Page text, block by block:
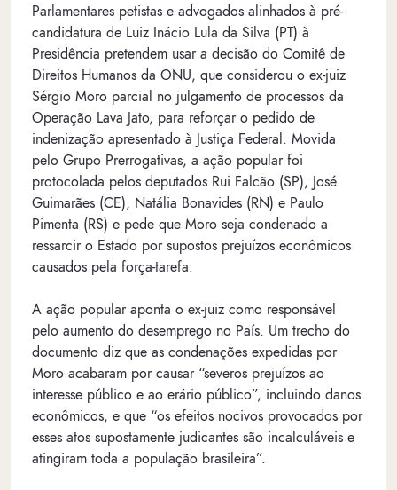
Parlamentares petistas e advogados alinhados à pré-
candidatura de Luiz Inácio Lula da Silva (PT) à
Presidência pretendem usar a decisão do Comitê de
Direitos Humanos da ONU, que considerou o ex-juiz
Sérgio Moro parcial no julgamento de processos da
Operação Lava Jato, para reforçar o pedido de
indenização apresentado à Justiça Federal. Movida
pelo Grupo Prerrogativas, a ação popular foi
protocolada pelos deputados Rui Falcão (SP), José
Guimarães (CE), Natália Bonavides (RN) e Paulo
Pimenta (RS) e pede que Moro seja condenado a
ressarcir o Estado por supostos prejuízos econômicos
causados pela força-tarefa.
A ação popular aponta o ex-juiz como responsável
pelo aumento do desemprego no País. Um trecho do
documento diz que as condenações expedidas por
Moro acabaram por causar “severos prejuízos ao
interesse público e ao erário público”, incluindo danos
econômicos, e que “os efeitos nocivos provocados por
esses atos supostamente judicantes são incalculáveis e
atingiram toda a população brasileira”.